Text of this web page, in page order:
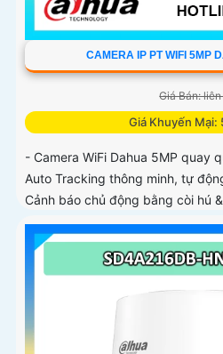
CAMERA IP PT WIFI 5MP
Giá Bán:
Giá Khuyến Mại:
- Camera WiFi Dahua 5MP quay
Auto Tracking thông minh, tự
Cảnh báo chủ động bằng còi hú
nhập